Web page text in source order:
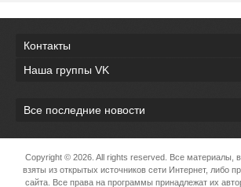
Контакты
Наша группы VK
Все последние новости
Copyright © 2026. All rights reserved. Все материалы,
взяты из открытых источников сети Интернет, либо
сайта. Все права на программы принадлежат их